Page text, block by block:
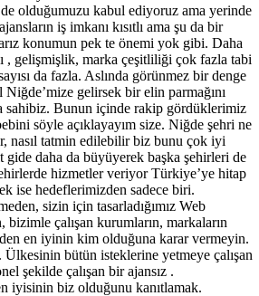
olduğumuzu kabul ediyoruz ama yerinde
iş imkanı kısıtlı ama şu da bir
konumun pek te önemi yok gibi. Daha
, gelişmişlik, marka çeşitliliği çok fazla tabi
da fazla. Aslında görünmez bir denge
gelirsek bir elin parmağını
sahibiz. Bunun içinde rakip gördüklerimiz
söyle açıklayayım size. Niğde şehri ne
nasıl tatmin edilebilir biz bunu çok iyi
gide daha da büyüyerek başka şehirleri de
hizmetler veriyor Türkiye’ye hitap
ise hedeflerimizden sadece biri.
sizin için tasarladığımız Web
bizimle çalışan kurumların, markaların
en iyinin kim olduğuna karar vermeyin.
bütün isteklerine yetmeye çalışan
şekilde çalışan bir ajansız .
iyisinin biz olduğunu kanıtlamak.